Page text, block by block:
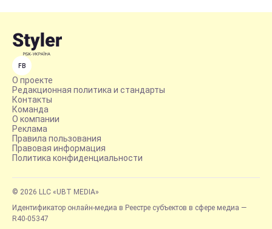
FB
О проекте
Редакционная политика и стандарты
Контакты
Команда
О компании
Реклама
Правила пользования
Правовая информация
Политика конфиденциальности
© 2026 LLC «UBT MEDIA»
Идентификатор онлайн-медиа в Реестре субъектов в сфере медиа —
R40-05347